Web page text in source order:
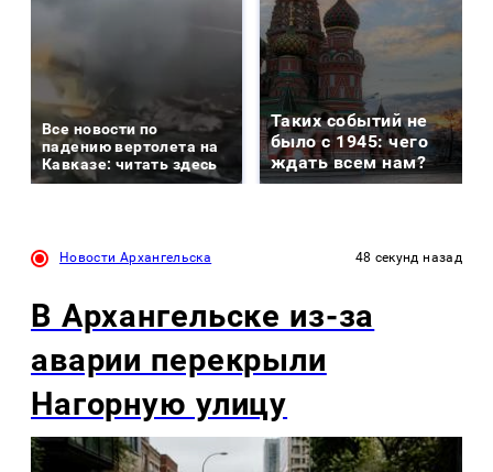
Все новости по
падению вертолета на
Кавказе: читать здесь
Таких событий не
было с 1945: чего
ждать всем нам?
Новости Архангельска 48 секунд назад
В Архангельске из-за
аварии перекрыли
Нагорную улицу